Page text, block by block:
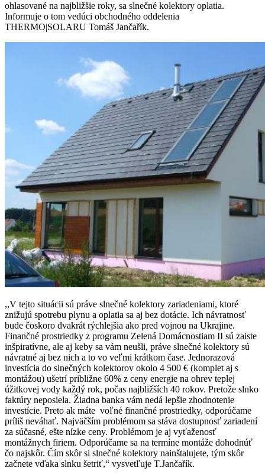
ohlasované na najbližšie roky, sa slnečné kolektory oplatia.
Informuje o tom vedúci obchodného oddelenia
THERMO|SOLARU Tomáš Jančařík.
,,V tejto situácii sú práve slnečné kolektory zariadeniami, ktoré
znižujú spotrebu plynu a oplatia sa aj bez dotácie. Ich návratnosť
bude čoskoro dvakrát rýchlejšia ako pred vojnou na Ukrajine.
Finančné prostriedky z programu Zelená Domácnostiam II sú zaiste
inšpiratívne, ale aj keby sa vám neušli, práve slnečné kolektory sú
návratné aj bez nich a to vo veľmi krátkom čase. Jednorazová
investícia do slnečných kolektorov okolo 4 500 € (komplet aj s
montážou) ušetrí približne 60% z ceny energie na ohrev teplej
úžitkovej vody každý rok, počas najbližších 40 rokov. Pretože slnko
faktúry neposiela. Žiadna banka vám nedá lepšie zhodnotenie
investície. Preto ak máte voľné finančné prostriedky, odporúčame
príliš neváhať. Najväčším problémom sa stáva dostupnosť zariadení
za súčasné, ešte nízke ceny. Problémom je aj vyťaženosť
montážnych firiem. Odporúčame sa na termíne montáže dohodnúť
čo najskôr. Čím skôr si slnečné kolektory nainštalujete, tým skôr
začnete vďaka slnku šetriť,“ vysvetľuje T.Jančařík.